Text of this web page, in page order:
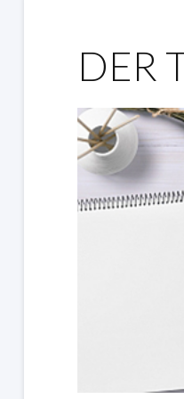
DER